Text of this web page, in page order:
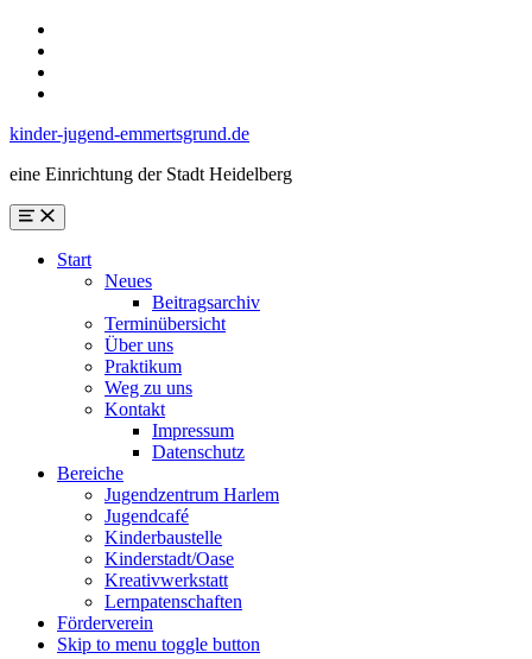
form
footer
kinder-jugend-emmertsgrund.de
eine Einrichtung der Stadt Heidelberg
Menu
Start
Neues
Beitragsarchiv
Terminübersicht
Über uns
Praktikum
Weg zu uns
Kontakt
Impressum
Datenschutz
Bereiche
Jugendzentrum Harlem
Jugendcafé
Kinderbaustelle
Kinderstadt/Oase
Kreativwerkstatt
Lernpatenschaften
Förderverein
Skip to menu toggle button